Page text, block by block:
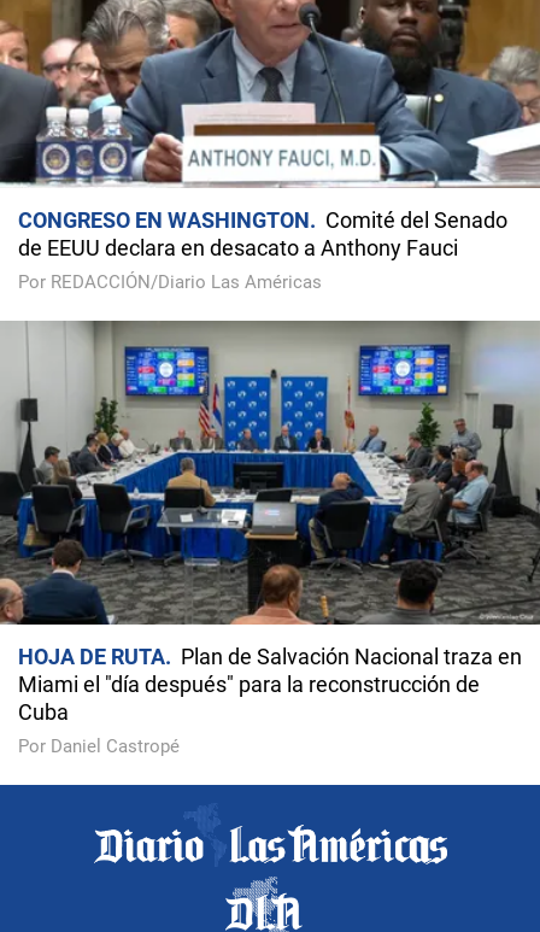
CONGRESO EN WASHINGTON
Comité del Senado
de EEUU declara en desacato a Anthony Fauci
Por REDACCIÓN/Diario Las Américas
HOJA DE RUTA
Plan de Salvación Nacional traza en
Miami el "día después" para la reconstrucción de
Cuba
Por Daniel Castropé